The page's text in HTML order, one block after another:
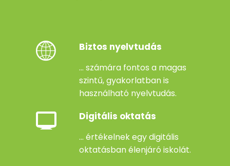
Biztos nyelvtudás
... számára fontos a magas
szintű, gyakorlatban is
használható nyelvtudás.
Digitális oktatás
... értékelnek egy digitális
oktatásban élenjáró iskolát.